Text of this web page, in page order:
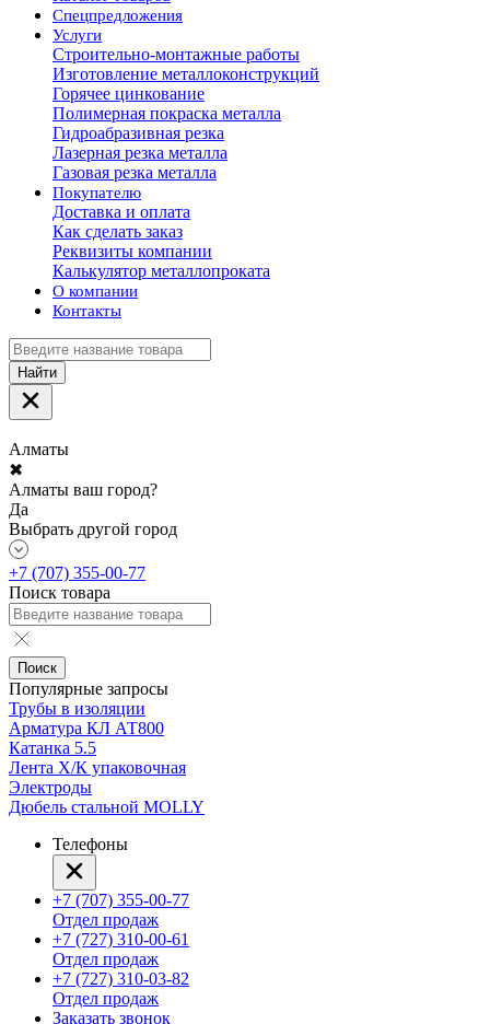
Спецпредложения
Услуги
Строительно-монтажные работы
Изготовление металлоконструкций
Горячее цинкование
Полимерная покраска металла
Гидроабразивная резка
Лазерная резка металла
Газовая резка металла
Покупателю
Доставка и оплата
Как сделать заказ
Реквизиты компании
Калькулятор металлопроката
О компании
Контакты
Найти
Алматы
✖
Алматы ваш город?
Да
Выбрать другой город
+7 (707) 355-00-77
Поиск товара
Поиск
Популярные запросы
Трубы в изоляции
Арматура КЛ АТ800
Катанка 5.5
Лента Х/К упаковочная
Электроды
Дюбель стальной MOLLY
Телефоны
+7 (707) 355-00-77
Отдел продаж
+7 (727) 310-00-61
Отдел продаж
+7 (727) 310-03-82
Отдел продаж
Заказать звонок